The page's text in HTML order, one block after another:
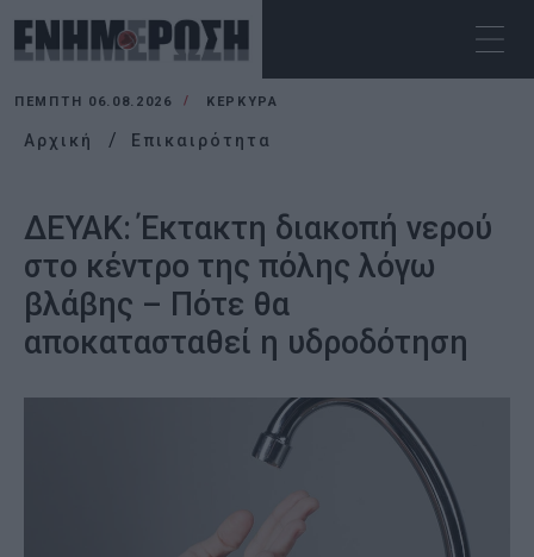
ΠΈΜΠΤΗ 06.08.2026 ΚΕΡΚΥΡΑ
Αρχική Επικαιρότητα
ΔΕΥΑΚ: Έκτακτη διακοπή νερού
στο κέντρο της πόλης λόγω
βλάβης – Πότε θα
αποκατασταθεί η υδροδότηση